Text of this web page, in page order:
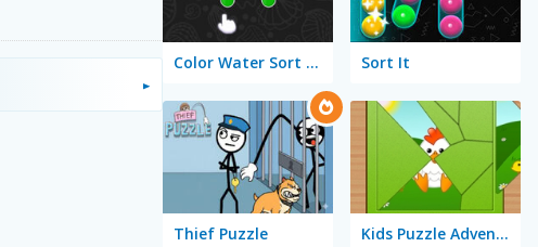
Color Water Sort 3D Sort It
Thief Puzzle Kids Puzzle Adventure